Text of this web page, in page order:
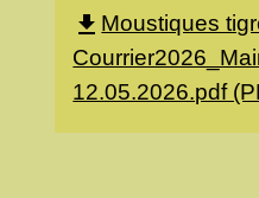
file_download Moustiques
12.05.2026.pdf